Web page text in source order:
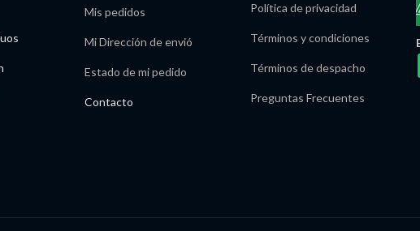
Mis pedidos
Mi Dirección de envió
Estado de mi pedido
Contacto
Política de privacidad
Términos y condiciones
Términos de despacho
Preguntas Frecuentes